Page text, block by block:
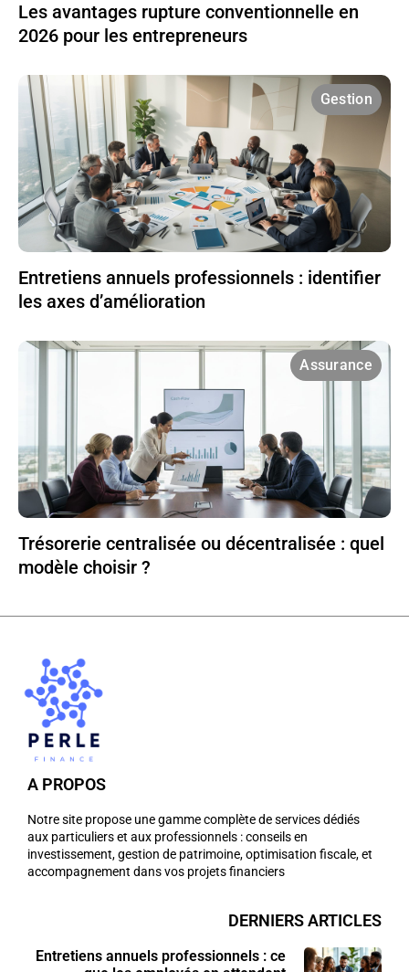
Les avantages rupture conventionnelle en
2026 pour les entrepreneurs
Gestion
Entretiens annuels professionnels : identifier
les axes d’amélioration
Assurance
Trésorerie centralisée ou décentralisée : quel
modèle choisir ?
A PROPOS
Notre site propose une gamme complète de services dédiés
aux particuliers et aux professionnels : conseils en
investissement, gestion de patrimoine, optimisation fiscale, et
accompagnement dans vos projets financiers
DERNIERS ARTICLES
Entretiens annuels professionnels : ce